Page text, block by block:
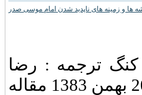
ها و زمينه های ناپديد شدن امام موسی صدر
كنگ ترجمه : رضا